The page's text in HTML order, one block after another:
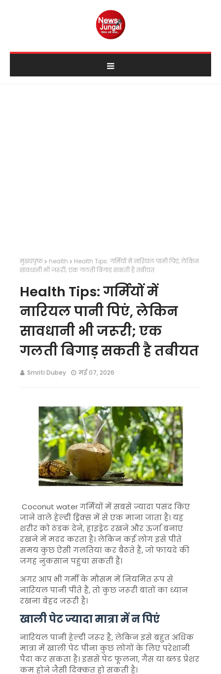
मुख्यपृष्ठ health
Health Tips: गर्मियों में नारियल पानी पिएं, लेकिन
सावधानी भी जरूरी; एक गलती बिगाड़ सकती है तबीयत
Health Tips: गर्मियों में
नारियल पानी पिएं, लेकिन
सावधानी भी जरूरी; एक
गलती बिगाड़ सकती है तबीयत
Smriti Dubey मई 07, 2026
Coconut waterगर्मियों में सबसे ज्यादा पसंद किए
जाने वाले हेल्दी ड्रिंक्स में से एक माना जाता है। यह
शरीर को ठंडक देने, हाइड्रेट रखने और ऊर्जा बनाए
रखने में मदद करता है। लेकिन कई लोग इसे पीते
समय कुछ ऐसी गलतियां कर बैठते हैं, जो फायदे की
जगह नुकसान पहुंचा सकती हैं।
अगर आप भी गर्मी के मौसम में नियमित रूप से
नारियल पानी पीते हैं, तो कुछ जरूरी बातों का ध्यान
रखना बेहद जरूरी है।
खाली पेट ज्यादा मात्रा में न पिएं
नारियल पानी हेल्दी जरूर है, लेकिन इसे बहुत अधिक
मात्रा में खाली पेट पीना कुछ लोगों के लिए परेशानी
पैदा कर सकता है। इससे पेट फूलना, गैस या ब्लड प्रेशर
कम होने जैसी दिक्कत हो सकती है।